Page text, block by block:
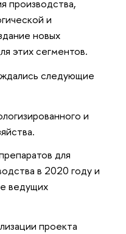
производства,
и
новых
этих сегментов.
следующие
и
для
в 2020 году и
ведущих
проекта